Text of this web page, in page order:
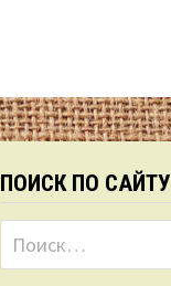
ПОИСК ПО САЙТУ
Найти: